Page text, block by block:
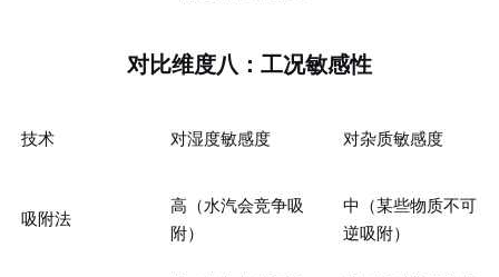
对比维度八：工况敏感性
技术 对湿度敏感度 对杂质敏感度
吸附法
高（水汽会竞争吸
附）
中（某些物质不可
逆吸附）